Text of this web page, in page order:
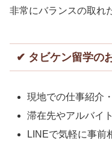
非常にバランスの取れ
✔ タビケン留学の
現地での仕事紹介
滞在先やアルバイ
LINEで気軽に事前